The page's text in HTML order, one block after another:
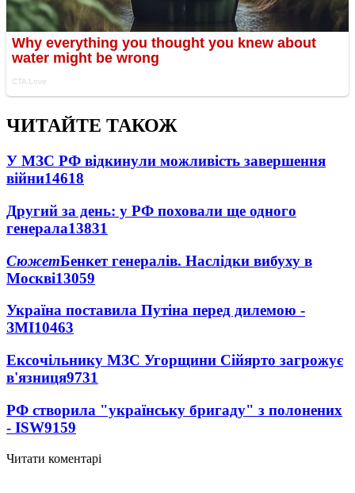
ЧИТАЙТЕ ТАКОЖ
У МЗС РФ відкинули можливість завершення
війни14618
Другий за день: у РФ поховали ще одного
генерала13831
СюжетБенкет генералів. Наслідки вибуху в
Москві13059
Україна поставила Путіна перед дилемою -
ЗМІ10463
Ексочільнику МЗС Угорщини Сійярто загрожує
в'язниця9731
РФ створила "українську бригаду" з полонених
- ISW9159
Читати коментарі